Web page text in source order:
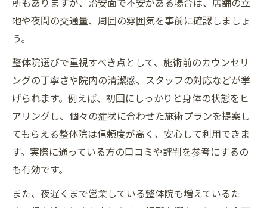
整体の安全な受け方と通院ルートの工夫
整体院の治安や防犯対策を確認する方法
川崎区の整体 相場と安い店選びのコツ
整体 鹿島田エリアの特徴と注意点
整体に期待できる根本改善のメリット
整体で姿勢改善し根本から健康を目指す方
法
整体 名医による歪み矯正のメリットとは
川崎区 整体で根本改善を体感する理由
地や夜間の交通量、周囲の雰囲気を事前に確認しましょ
う。
整体院選びで重視すべき点として、施術前のカウンセリ
ングの丁寧さや院内の清潔感、スタッフの対応などが挙
げられます。例えば、初回にしっかりと身体の状態をヒ
アリングし、個々の症状に合わせた施術プランを提案し
てもらえる整体院は信頼度が高く、安心して利用できま
す。実際に通っている方の口コミや評判を参考にするの
も有効です。
また、夜遅くまで営業している整体院も増えているた